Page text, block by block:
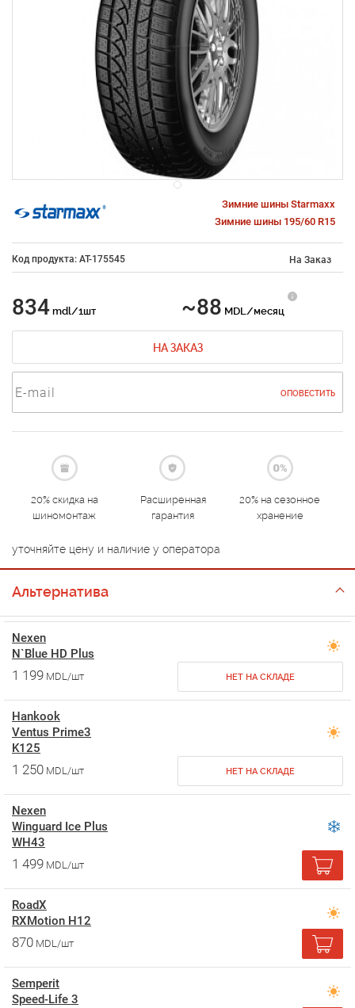
Зимние шины Starmaxx
Зимние шины 195/60 R15
Код продукта: AT-175545 На Заказ
834 mdl/1шт ~88 MDL/месяц
НА ЗАКАЗ
ОПОВЕСТИТЬ
20% скидка на
шиномонтаж
Расширенная
гарантия
20% на сезонное
хранение
уточняйте цену и наличие у оператора
Альтернатива
Nexen
N`Blue HD Plus
1 199 MDL/шт НЕТ НА СКЛАДЕ
Hankook
Ventus Prime3
K125
1 250 MDL/шт НЕТ НА СКЛАДЕ
Nexen
Winguard Ice Plus
WH43
1 499 MDL/шт
RoadX
RXMotion H12
870 MDL/шт
Semperit
Speed-Life 3